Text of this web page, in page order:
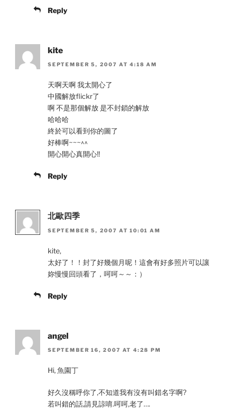
Reply
kite
SEPTEMBER 5, 2007 AT 4:18 AM
天啊天啊 我太開心了
中國解放flickr了
啊 不是那個解放 是不封鎖的解放
哈哈哈
終於可以看到你的圖了
好棒啊~~~^^
開心開心真開心!!
Reply
北歐四季
SEPTEMBER 5, 2007 AT 10:01 AM
kite,
太好了！！封了好幾個月呢！這會有好多照片可以讓
妳慢慢回頭看了，呵呵～～：）
Reply
angel
SEPTEMBER 16, 2007 AT 4:28 PM
Hi, 魚園丁
好久沒稱呼你了,不知道我有沒有叫錯名字啊?
若叫錯的話,請見諒唷.呵呵,老了….